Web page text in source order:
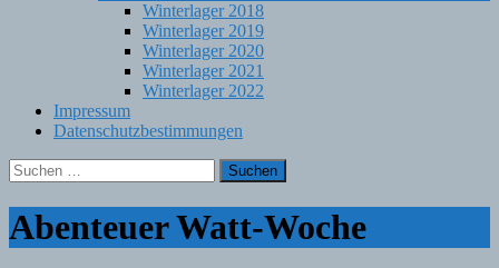
Winterlager 2018
Winterlager 2019
Winterlager 2020
Winterlager 2021
Winterlager 2022
Impressum
Datenschutzbestimmungen
Suchen
nach:
Abenteuer Watt-Woche